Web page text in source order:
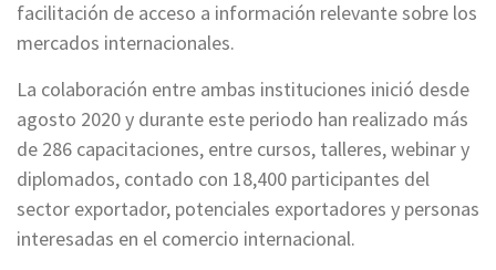
facilitación de acceso a información relevante sobre los
mercados internacionales.
La colaboración entre ambas instituciones inició desde
agosto 2020 y durante este periodo han realizado más
de 286 capacitaciones, entre cursos, talleres, webinar y
diplomados, contado con 18,400 participantes del
sector exportador, potenciales exportadores y personas
interesadas en el comercio internacional.